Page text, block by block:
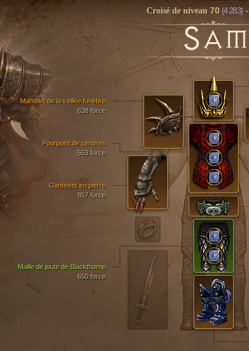
Croisé de niveau 70(4 283) -
SAM
Pourpoint de cendres
553 force
Gantelets en pierre
857 force
Mantelet de la veillée funèbre
638 force
Maille de joute de Blackthorne
650 force